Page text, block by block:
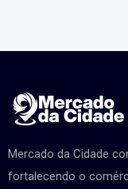
Mercado da Cidade
fortalecendo o